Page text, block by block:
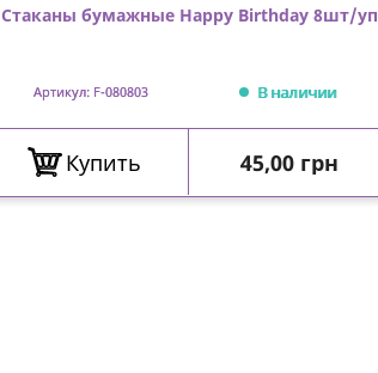
Стаканы бумажные Happy Birthday 8шт/уп
Артикул: F-080803 В наличии
Купить Цена
45,00 грн